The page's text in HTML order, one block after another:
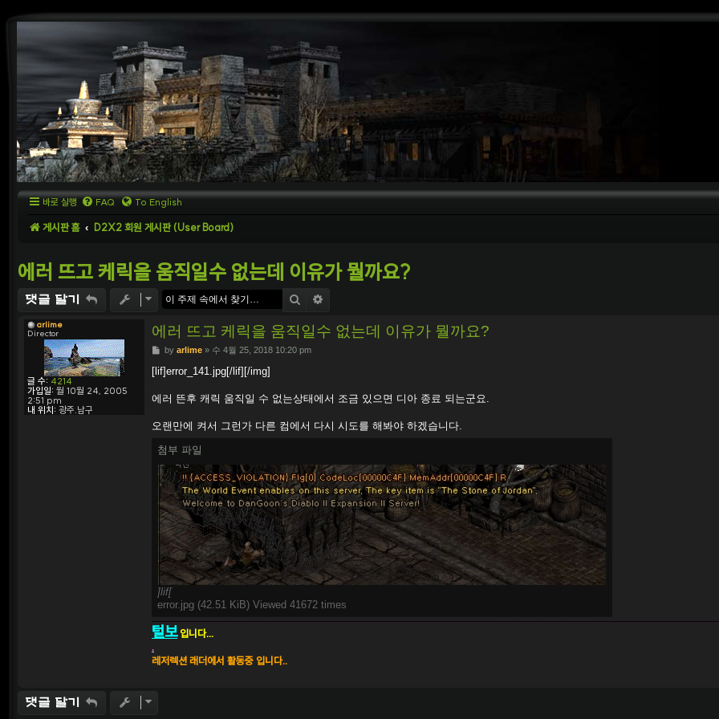
바로 실행 FAQ To English
게시판 홈 D2X2 회원 게시판 (User Board)
에러 뜨고 케릭을 움직일수 없는데 이유가 뭘까요?
댓글 달기 검색
arlime
Director
글 수: 4214
가입일: 월 10월 24, 2005
2:51 pm
내 위치: 광주.남구
에러 뜨고 케릭을 움직일수 없는데 이유가 뭘까요?
P
s
t
by arlime» 수 4월 25, 2018 10:20 pm
[lif]error_141.jpg[/lif][/img]
에러 뜬후 캐릭 움직일 수 없는상태에서 조금 있으면 디아 종료 되는군요.
오랜만에 켜서 그런가 다른 컴에서 다시 시도를 해봐야 하겠습니다.
첨부 파일
]lif[
error.jpg (42.51 KiB) Viewed 41672 times
털보입니다...
.
레저렉션 래더에서 활동중 입니다..
댓글 달기